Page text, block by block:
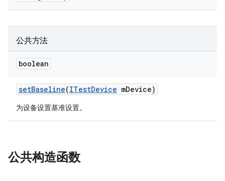
公共方法
boolean
setBaseline(ITestDevice mDevice)
为设备设置基准设置。
公共构造函数